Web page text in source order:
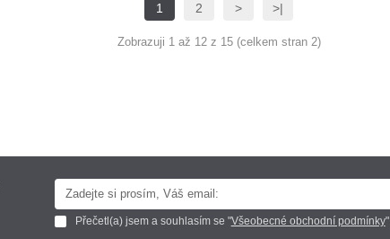
1 2 > >|
Zobrazuji 1 až 12 z 15 (celkem stran 2)
Přečetl(a) jsem a souhlasím se "Všeobecné obchodní podmínky"